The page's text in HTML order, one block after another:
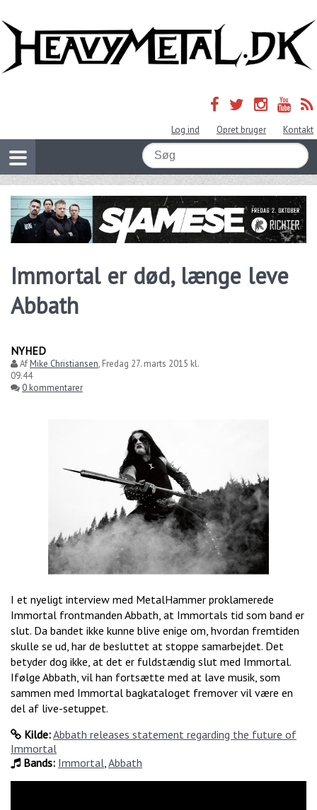
Log ind Opret bruger Kontakt
Immortal er død, længe leve
Abbath
NYHED
AfMike Christiansen, Fredag 27. marts 2015 kl.
09.44
0 kommentarer
I et nyeligt interview med MetalHammer proklamerede
Immortal frontmanden Abbath, at Immortals tid som band er
slut. Da bandet ikke kunne blive enige om, hvordan fremtiden
skulle se ud, har de besluttet at stoppe samarbejdet. Det
betyder dog ikke, at det er fuldstændig slut med Immortal.
Ifølge Abbath, vil han fortsætte med at lave musik, som
sammen med Immortal bagkataloget fremover vil være en
del af live-setuppet.
Kilde:Abbath releases statement regarding the future of
Immortal
Bands: Immortal,Abbath